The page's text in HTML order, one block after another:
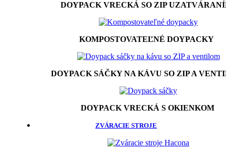
DOYPACK VRECKÁ SO ZIP
KOMPOSTOVATEĽNÉ DOYPACKY
DOYPACK SÁČKY NA KÁVU SO ZIP A
DOYPACK VRECKÁ S OKIENKOM
ZVÁRACIE STROJE